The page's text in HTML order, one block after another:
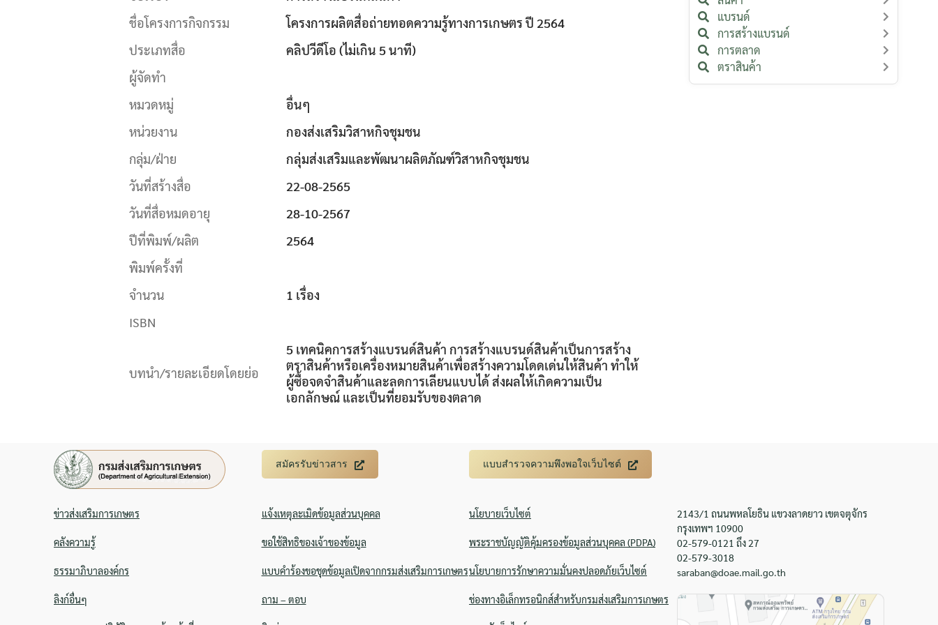
Search
แบรนด์
การสร้างแบรนด์
การตลาด
ตราสินค้า
ชื่อโครงการกิจกรรม
โครงการผลิตสื่อถ่ายทอดความรู้ทางการเกษตร ปี 2564
ประเภทสื่อ
คลิปวีดีโอ (ไม่เกิน 5 นาที)
ผู้จัดทำ
หมวดหมู่
อื่นๆ
หน่วยงาน
กองส่งเสริมวิสาหกิจชุมชน
กลุ่ม/ฝ่าย
กลุ่มส่งเสริมและพัฒนาผลิตภัณฑ์วิสาหกิจชุมชน
วันที่สร้างสื่อ
22-08-2565
วันที่สื่อหมดอายุ
28-10-2567
ปีที่พิมพ์/ผลิต
2564
พิมพ์ครั้งที่
จำนวน
1 เรื่อง
ISBN
บทนำ/รายละเอียดโดยย่อ
5 เทคนิคการสร้างแบรนด์สินค้า การสร้างแบรนด์สินค้าเป็นการสร้าง
ตราสินค้าหรือเครื่องหมายสินค้าเพื่อสร้างความโดดเด่นให้สินค้า ทำให้
ผู้ซื้อจดจำสินค้าและลดการเลียนแบบได้ ส่งผลให้เกิดความเป็น
เอกลักษณ์ และเป็นที่ยอมรับของตลาด
สมัครรับข่าวสาร แบบสำรวจความพึงพอใจเว็บไซต์
ข่าวส่งเสริมการเกษตร
คลังความรู้
ธรรมาภิบาลองค์กร
ลิงก์อื่นๆ
แจ้งเหตุละเมิดข้อมูลส่วนบุคคล
ขอใช้สิทธิของเจ้าของข้อมูล
แบบคำร้องขอชุดข้อมูลเปิดจากกรมส่งเสริมการเกษตร
ถาม – ตอบ
นโยบายเว็บไซต์
พระราชบัญญัติคุ้มครองข้อมูลส่วนบุคคล (PDPA)
นโยบายการรักษาความมั่นคงปลอดภัยเว็บไซต์
ช่องทางอิเล็กทรอนิกส์สำหรับกรมส่งเสริมการเกษตร
2143/1 ถนนพหลโยธิน แขวงลาดยาว เขตจตุจักร
กรุงเทพฯ 10900
02-579-0121 ถึง 27
02-579-3018
saraban@doae.mail.go.th